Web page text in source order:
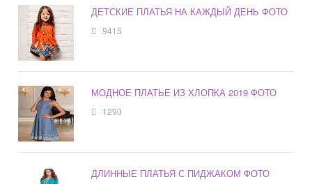
ДЕТСКИЕ ПЛАТЬЯ НА КАЖДЫЙ ДЕНЬ ФОТО
9415
МОДНОЕ ПЛАТЬЕ ИЗ ХЛОПКА 2019 ФОТО
1290
ДЛИННЫЕ ПЛАТЬЯ С ПИДЖАКОМ ФОТО